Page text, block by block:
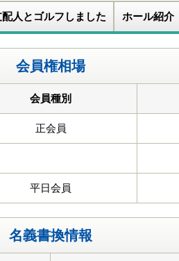
配人とゴルフしました ホール紹介
会員権相場
会員種別
正会員
平日会員
名義書換情報